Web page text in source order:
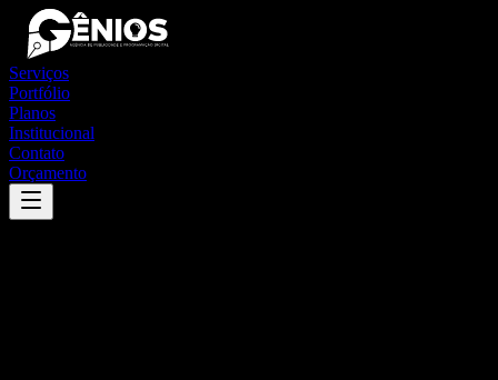
Serviços
Portfólio
Planos
Institucional
Contato
Orçamento